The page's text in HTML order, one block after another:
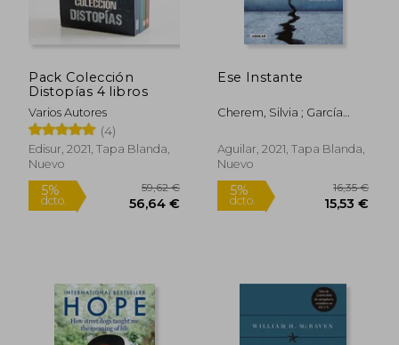
Pack Colección
Distopías 4 libros
Varios Autores
(4)
Edisur, 2021, Tapa Blanda,
Nuevo
Ese Instante
Cherem, Silvia ; García
Aguilar, 2021, Tapa Blanda,
Nuevo